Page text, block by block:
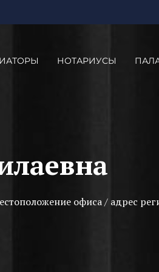
НОТАРИУСЫ
офиса / адрес